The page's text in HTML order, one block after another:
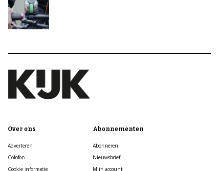
Over ons
Adverteren
Colofon
Cookie informatie
Abonnementen
Abonneren
Nieuwsbrief
Mijn account